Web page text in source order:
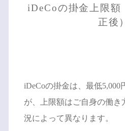
iDeCoの掛金上限額
正後）
iDeCoの掛金は、最低5,000
が、上限額はご自身の働き
況によって異なります。